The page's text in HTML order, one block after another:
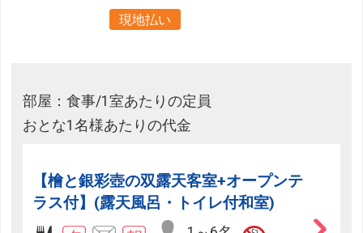
現地払い
部屋：食事/1室あたりの定員
おとな1名様あたりの代金
【檜と銀彩壺の双露天客室+オープンテ
ラス付】(露天風呂・トイレ付和室)